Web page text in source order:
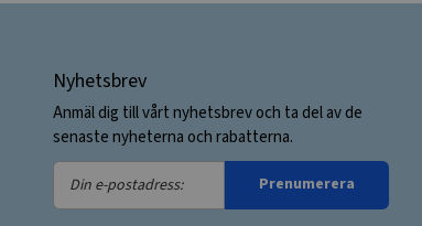
Nyhetsbrev
Anmäl dig till vårt nyhetsbrev och ta del av de
senaste nyheterna och rabatterna.
Din
e-
Prenumerera